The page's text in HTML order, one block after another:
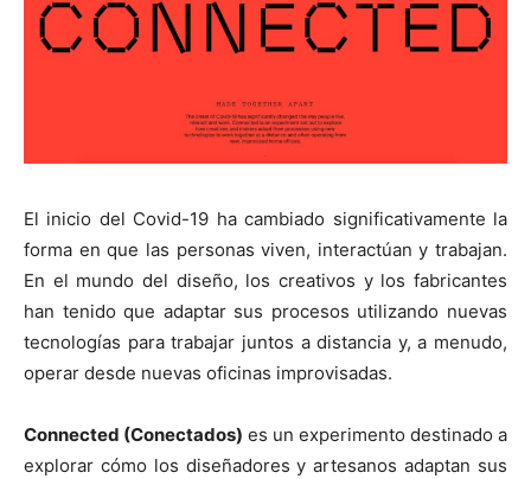
El inicio del Covid-19 ha cambiado significativamente la
forma en que las personas viven, interactúan y trabajan.
En el mundo del diseño, los creativos y los fabricantes
han tenido que adaptar sus procesos utilizando nuevas
tecnologías para trabajar juntos a distancia y, a menudo,
operar desde nuevas oficinas improvisadas.
Connected (Conectados) es un experimento destinado a
explorar cómo los diseñadores y artesanos adaptan sus